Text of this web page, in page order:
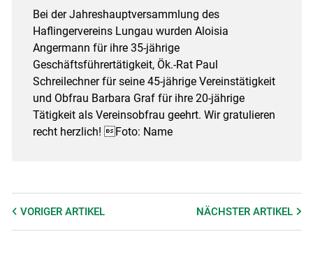
Bei der Jahreshauptversammlung des
Haflingervereins Lungau wurden Aloisia
Angermann für ihre 35-jährige
Geschäftsführertätigkeit, Ök.-Rat Paul
Schreilechner für seine 45-jährige Vereinstätigkeit
und Obfrau Barbara Graf für ihre 20-jährige
Tätigkeit als Vereinsobfrau geehrt. Wir gratulieren
recht herzlich! Foto: Name
VORIGER ARTIKEL NÄCHSTERARTIKEL